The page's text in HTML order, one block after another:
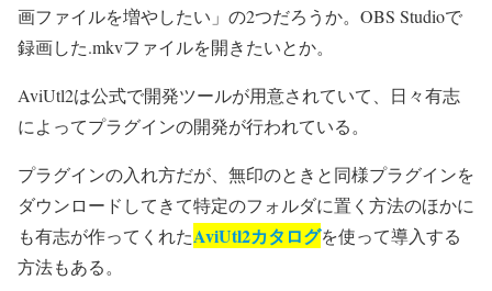
画ファイルを増やしたい」の2つだろうか。OBS Studioで
録画した.mkvファイルを開きたいとか。
AviUtl2は公式で開発ツールが用意されていて、日々有志
によってプラグインの開発が行われている。
プラグインの入れ方だが、無印のときと同様プラグインを
ダウンロードしてきて特定のフォルダに置く方法のほかに
も有志が作ってくれたAviUtl2カタログを使って導入する
方法もある。